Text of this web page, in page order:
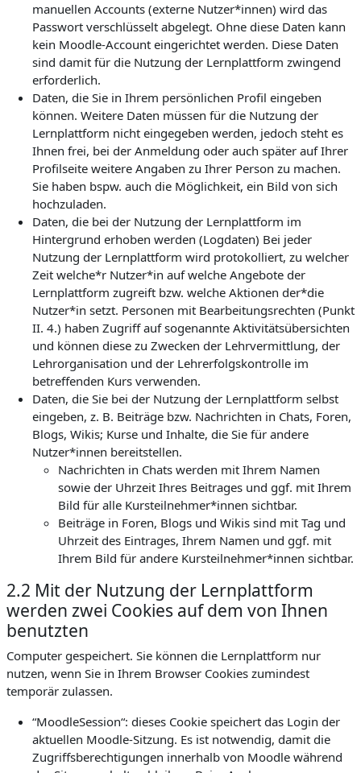
manuellen Accounts (externe Nutzer*innen) wird das
Passwort verschlüsselt abgelegt. Ohne diese Daten kann
kein Moodle-Account eingerichtet werden. Diese Daten
sind damit für die Nutzung der Lernplattform zwingend
erforderlich.
Daten, die Sie in Ihrem persönlichen Profil eingeben
können. Weitere Daten müssen für die Nutzung der
Lernplattform nicht eingegeben werden, jedoch steht es
Ihnen frei, bei der Anmeldung oder auch später auf Ihrer
Profilseite weitere Angaben zu Ihrer Person zu machen.
Sie haben bspw. auch die Möglichkeit, ein Bild von sich
hochzuladen.
Daten, die bei der Nutzung der Lernplattform im
Hintergrund erhoben werden (Logdaten) Bei jeder
Nutzung der Lernplattform wird protokolliert, zu welcher
Zeit welche*r Nutzer*in auf welche Angebote der
Lernplattform zugreift bzw. welche Aktionen der*die
Nutzer*in setzt. Personen mit Bearbeitungsrechten (Punkt
II. 4.) haben Zugriff auf sogenannte Aktivitätsübersichten
und können diese zu Zwecken der Lehrvermittlung, der
Lehrorganisation und der Lehrerfolgskontrolle im
betreffenden Kurs verwenden.
Daten, die Sie bei der Nutzung der Lernplattform selbst
eingeben, z. B. Beiträge bzw. Nachrichten in Chats, Foren,
Blogs, Wikis; Kurse und Inhalte, die Sie für andere
Nutzer*innen bereitstellen.
Nachrichten in Chats werden mit Ihrem Namen
sowie der Uhrzeit Ihres Beitrages und ggf. mit Ihrem
Bild für alle Kursteilnehmer*innen sichtbar.
Beiträge in Foren, Blogs und Wikis sind mit Tag und
Uhrzeit des Eintrages, Ihrem Namen und ggf. mit
Ihrem Bild für andere Kursteilnehmer*innen sichtbar.
2.2 Mit der Nutzung der Lernplattform
werden zwei Cookies auf dem von Ihnen
benutzten
Computer gespeichert. Sie können die Lernplattform nur
nutzen, wenn Sie in Ihrem Browser Cookies zumindest
temporär zulassen.
“MoodleSession“: dieses Cookie speichert das Login der
aktuellen Moodle-Sitzung. Es ist notwendig, damit die
Zugriffsberechtigungen innerhalb von Moodle während